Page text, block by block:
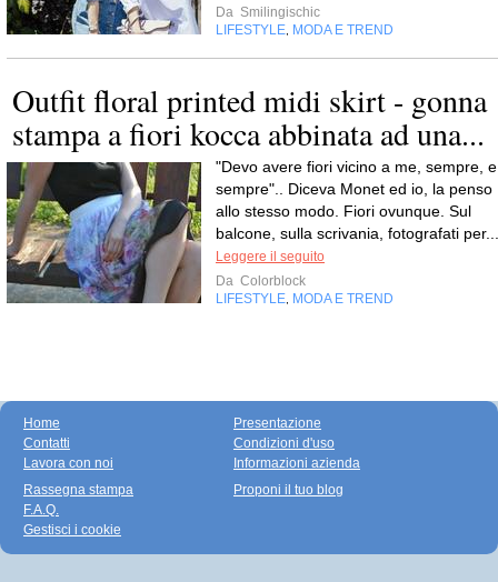
Da Smilingischic
LIFESTYLE MODA E TREND
Outfit floral printed midi skirt - gonna
stampa a fiori kocca abbinata ad una...
"Devo avere fiori vicino a me, sempre, e
sempre".. Diceva Monet ed io, la penso
allo stesso modo. Fiori ovunque. Sul
balcone, sulla scrivania, fotografati per...
Leggere il seguito
Da Colorblock
LIFESTYLE MODA E TREND
Home
Contatti
Lavora con noi
Presentazione
Condizioni d'uso
Informazioni azienda
Rassegna stampa
F.A.Q.
Gestisci i cookie
Proponi il tuo blog